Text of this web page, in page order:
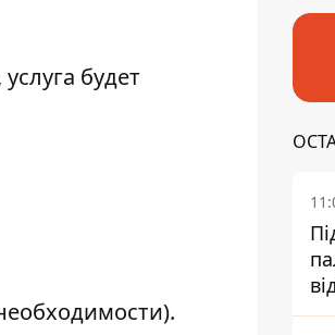
услуга будет